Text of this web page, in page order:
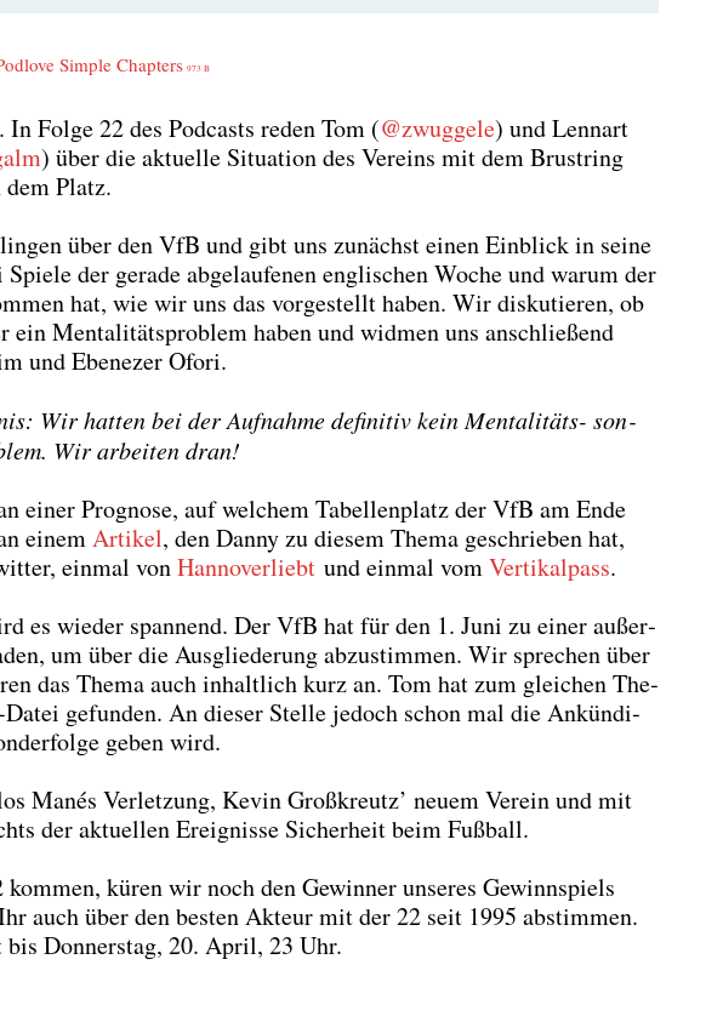
Simp­le Chap­ters 973 B
Fol­ge 22 des Pod­casts reden Tom (@zwuggele) und Lenn­art
) über die aktu­el­le Situa­ti­on des Ver­eins mit dem Brust­ring
Platz.
über den VfB und gibt uns zunächst einen Ein­blick in sei­ne
der gera­de abge­lau­fe­nen eng­li­schen Woche und war­um der
hat, wie wir uns das vor­ge­stellt haben. Wir dis­ku­tie­ren, ob
Men­ta­li­täts­pro­blem haben und wid­men uns anschlie­ßend
und Ebe­ne­zer Ofo­ri.
Wir hat­ten bei der Auf­nah­me defi­ni­tiv kein Men­ta­li­täts- son­
Wir arbei­ten dran!
einer Pro­gno­se, auf wel­chem Tabel­len­platz der VfB am Ende
einemArti­kel, den Dan­ny zu die­sem The­ma geschrie­ben hat,
ein­mal vonHan­no­ver­liebt und ein­mal vomVer­ti­kal­pass.
es wie­der span­nend. Der VfB hat für den 1. Juni zu einer außer­
um über die Aus­glie­de­rung abzu­stim­men. Wir spre­chen über
das The­ma auch inhalt­lich kurz an. Tom hat zum glei­chen The­
Datei gefun­den. An die­ser Stel­le jedoch schon mal die Ankün­di­
geben wird.
Manés Ver­let­zung, Kevin Groß­kreutz’ neu­em Ver­ein und mit
der aktu­el­len Ereig­nis­se Sicher­heit beim Fuß­ball.
küren wir noch den Gewin­ner unse­res Gewinn­spiels
auch über den bes­ten Akteur mit der 22 seit 1995 abstim­men.
Don­ners­tag, 20. April, 23 Uhr.